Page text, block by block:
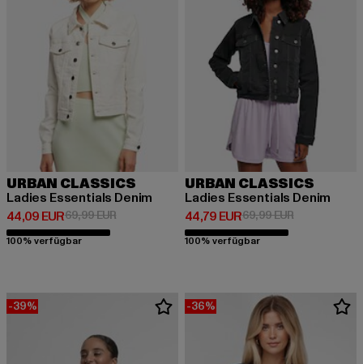
URBAN CLASSICS
Ladies Essentials Denim
44,09 EUR
Derzeitiger Preis: 44,09 EUR
69,99 EURAktionspreis: 69,99 EUR
100% verfügbar
URBAN CLASSICS
Ladies Essentials Denim
44,79 EUR
Derzeitiger Preis: 44,79 EUR
69,99 EURAktionspreis:
100% verfügbar
-39% -36%